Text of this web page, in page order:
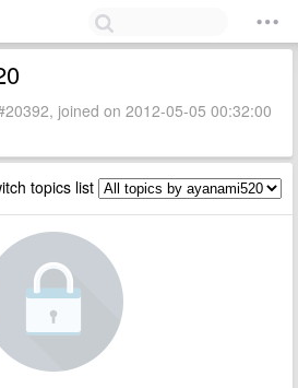
joined on 2012-05-05 00:32:00
topics list